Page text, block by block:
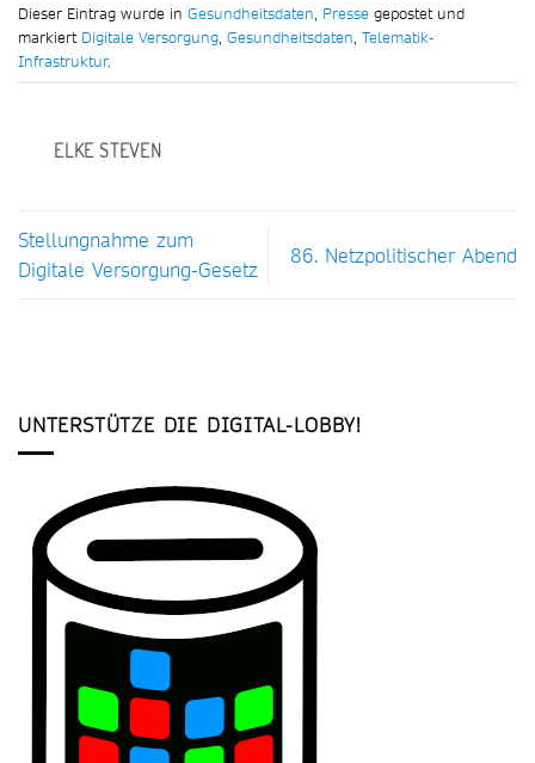
Dieser Eintrag wurde in Gesundheitsdaten Presse gepostet und
markiert Digitale Versorgung Gesundheitsdaten Telematik-
Infrastruktur.
ELKE STEVEN
Stellungnahme zum
Digitale Versorgung-Gesetz
86. Netzpolitischer Abend
UNTERSTÜTZE DIE DIGITAL-LOBBY!